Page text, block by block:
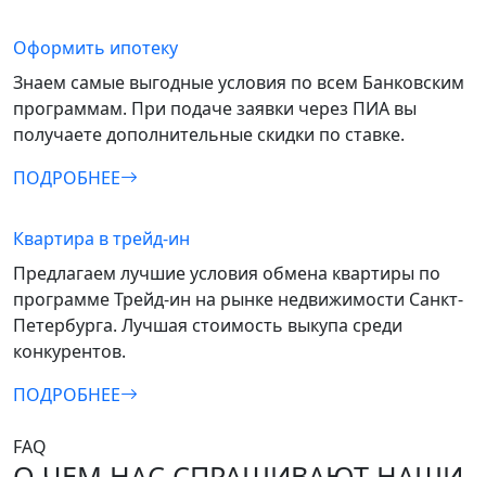
Оформить ипотеку
Знаем самые выгодные условия по всем Банковским
программам. При подаче заявки через ПИА вы
получаете дополнительные скидки по ставке.
ПОДРОБНЕЕ
Квартира в трейд-ин
Предлагаем лучшие условия обмена квартиры по
программе Трейд‑ин на рынке недвижимости Санкт-
Петербурга. Лучшая стоимость выкупа среди
конкурентов.
ПОДРОБНЕЕ
FAQ